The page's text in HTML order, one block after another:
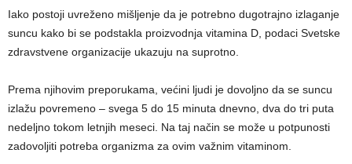
Iako postoji uvreženo mišljenje da je potrebno dugotrajno izlaganje
suncu kako bi se podstakla proizvodnja vitamina D, podaci Svetske
zdravstvene organizacije ukazuju na suprotno.
Prema njihovim preporukama, većini ljudi je dovoljno da se suncu
izlažu povremeno – svega 5 do 15 minuta dnevno, dva do tri puta
nedeljno tokom letnjih meseci. Na taj način se može u potpunosti
zadovoljiti potreba organizma za ovim važnim vitaminom.